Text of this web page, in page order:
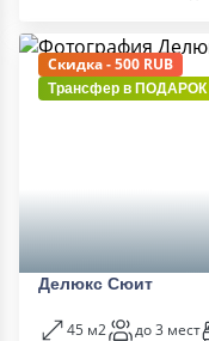
Скидка - 500 RUB
Трансфер в ПОДАРОК
Делюкс Сюит
45 м2 до 3 мест